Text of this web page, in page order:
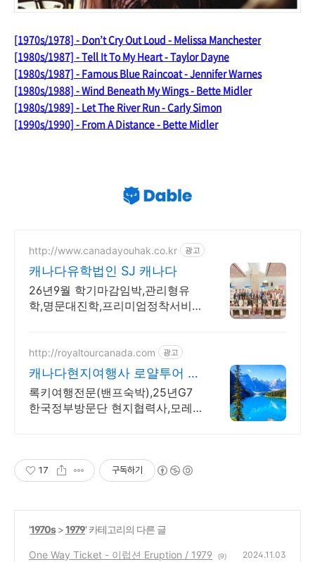
[1970s/1978] - Don’t Cry Out Loud - Melissa Manchester
[1980s/1987] - Tell It To My Heart - Taylor Dayne
[1980s/1987] - Famous Blue Raincoat - Jennifer Warnes
[1980s/1988] - Wind Beneath My Wings - Bette Midler
[1980s/1989] - Let The River Run - Carly Simon
[1990s/1990] - From A Distance - Bette Midler
http://www.canadayouhak.co.kr 광고
캐나다유학법인 SJ 캐나다
26년9월 학기마감임박,관리형유
학,명문대진학,프리미엄정착서비
자녀무상, 보딩스쿨
http://royaltourcanada.com 광고
캐나다현지여행사 로얄투어 호
수의 왕 모레인호수 방문
록키여행전문(밴프숙박),25년G7
한국정부방문단 현지협력사,모레
17 구독하기
'1970s>1979' 카테고리의 다른 글
One Way Ticket - 이럽션 Eruption / 1979 (9) 2024.11.03